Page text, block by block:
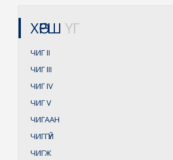
ХӨРШ ҮГ
ЧИГII
ЧИГIII
ЧИГIV
ЧИГV
ЧИГААН
ЧИГГҮЙ
ЧИГЖ